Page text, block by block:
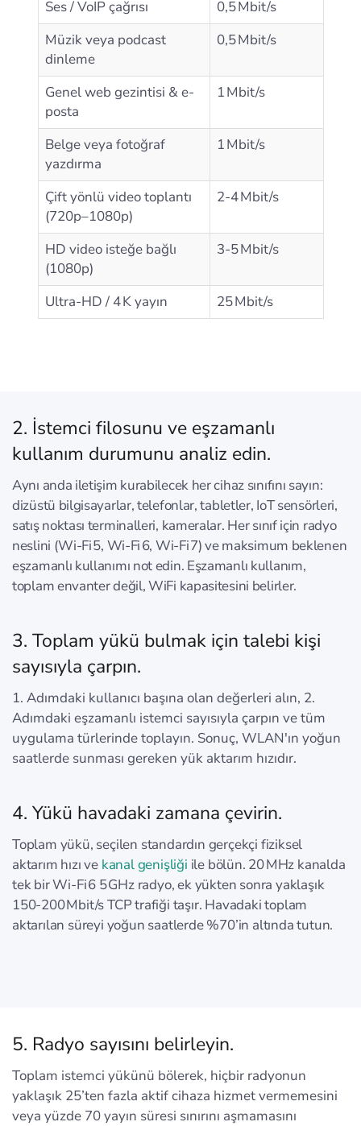
Ses / VoIP çağrısı
0,5 Mbit/s
Müzik veya podcast
dinleme
0,5 Mbit/s
Genel web gezintisi & e-
posta
1 Mbit/s
Belge veya fotoğraf
yazdırma
1 Mbit/s
Çift yönlü video toplantı
(720p–1080p)
2-4 Mbit/s
HD video isteğe bağlı
(1080p)
3-5 Mbit/s
Ultra-HD / 4 K yayın 25 Mbit/s
2. İstemci filosunu ve eşzamanlı
kullanım durumunu analiz edin.
Aynı anda iletişim kurabilecek her cihaz sınıfını sayın:
dizüstü bilgisayarlar, telefonlar, tabletler, IoT sensörleri,
satış noktası terminalleri, kameralar. Her sınıf için radyo
neslini (Wi‑Fi 5, Wi‑Fi 6, Wi‑Fi 7) ve maksimum beklenen
eşzamanlı kullanımı not edin. Eşzamanlı kullanım,
toplam envanter değil, WiFi kapasitesini belirler.
3. Toplam yükü bulmak için talebi kişi
sayısıyla çarpın.
1. Adımdaki kullanıcı başına olan değerleri alın, 2.
Adımdaki eşzamanlı istemci sayısıyla çarpın ve tüm
uygulama türlerinde toplayın. Sonuç, WLAN'ın yoğun
saatlerde sunması gereken yük aktarım hızıdır.
4. Yükü havadaki zamana çevirin.
Toplam yükü, seçilen standardın gerçekçi fiziksel
aktarım hızı ve kanal genişliği ile bölün. 20 MHz kanalda
tek bir Wi‑Fi 6 5 GHz radyo, ek yükten sonra yaklaşık
150‑200 Mbit/s TCP trafiği taşır. Havadaki toplam
aktarılan süreyi yoğun saatlerde %70’in altında tutun.
5. Radyo sayısını belirleyin.
Toplam istemci yükünü bölerek, hiçbir radyonun
yaklaşık 25’ten fazla aktif cihaza hizmet vermemesini
veya yüzde 70 yayın süresi sınırını aşmamasını